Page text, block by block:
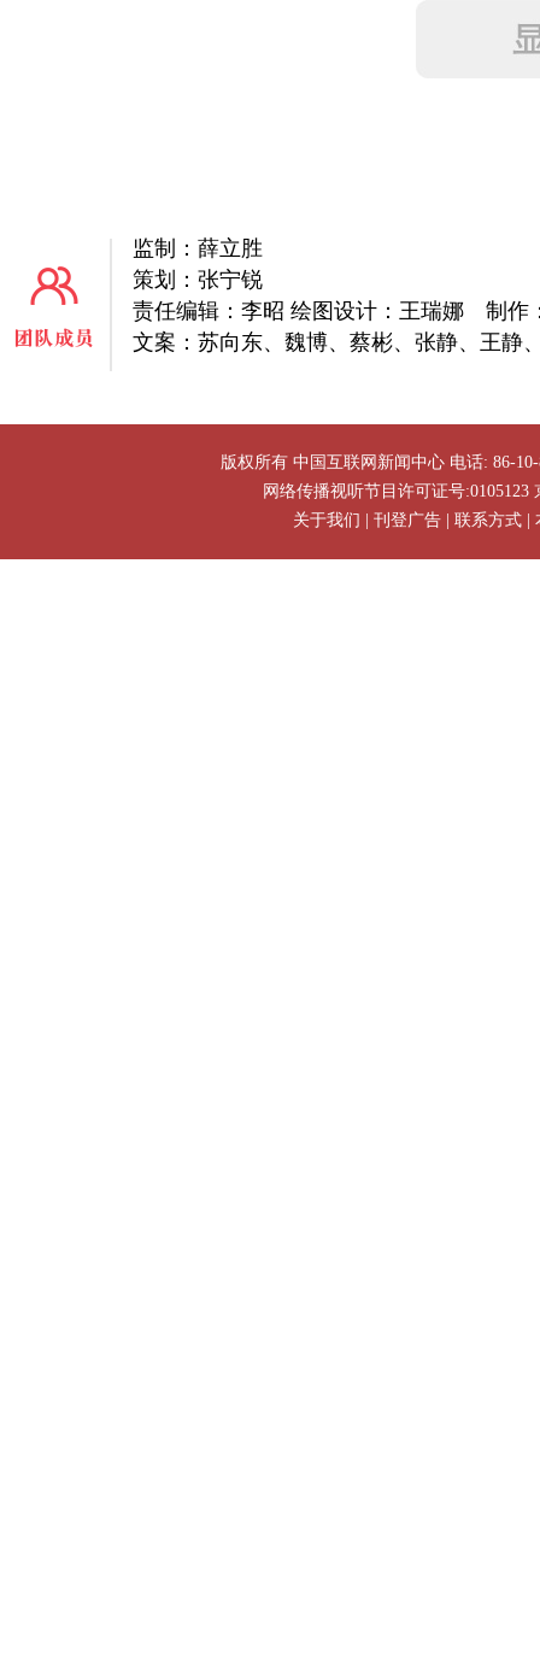
监制：薛立胜
策划：张宁锐
责任编辑：李昭 绘图设计：王瑞娜 制作
文案：苏向东、魏博、蔡彬、张静、王
版权所有 中国互联网新闻中心 电话: 86-
网络传播视听节目许可证号:0105123
关于我们
刊登广告 联系方式